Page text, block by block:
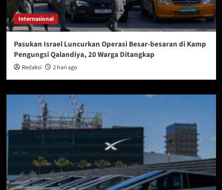
Internasional
Pasukan Israel Luncurkan Operasi Besar-besaran di Kamp
Pengungsi Qalandiya, 20 Warga Ditangkap
Redaksi 2 hari ago